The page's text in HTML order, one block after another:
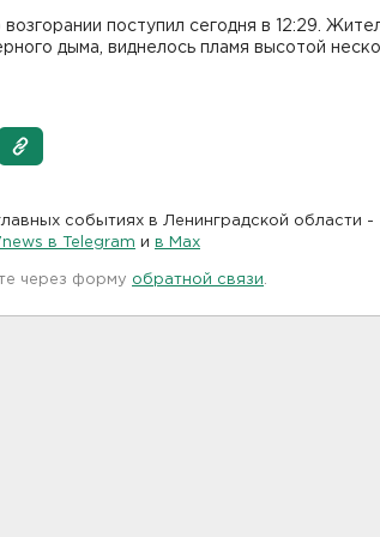
возгорании поступил сегодня в 12:29.
дыма, виднелось пламя высотой
событиях в Ленинградской области -
в Telegram и в Maх
через форму обратной связи